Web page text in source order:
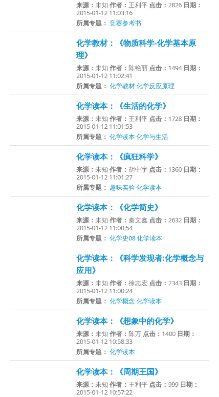
来源：未知作者： 王利平 点击：2826 日期：
2015-01-12 11:03:16
所属专题： 竞赛参考书
化学教材：《物质科学-化学基本原
理》
来源：未知作者：陈艳丽 点击： 1494 日期：
2015-01-12 11:02:41
所属专题： 化学教材化学反应原理
化学读本：《生活的化学》
来源：未知作者： 王利平 点击： 1728 日期：
2015-01-12 11:01:53
所属专题： 化学读本化学与生活
化学读本：《疯狂科学》
来源：未知作者：胡中宇 点击： 1360 日期：
2015-01-12 11:01:27
所属专题： 趣味实验化学读本
化学读本：《化学简史》
来源：未知作者：秦文鑫 点击：2632 日期：
2015-01-12 11:00:54
所属专题： 化学史08化学读本
化学读本：《科学发现者:化学概念与
应用》
来源：未知作者：徐志宏 点击：2343 日期：
2015-01-12 11:00:24
所属专题： 化学概念化学读本
化学读本：《想象中的化学》
来源：未知作者：陈万 点击： 1400 日期：
2015-01-12 10:58:33
所属专题： 化学读本
化学读本：《周期王国》
来源：未知作者： 王利平 点击：999 日期：
2015-01-12 10:57:22